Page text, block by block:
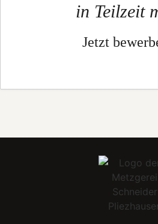
in Teilzeit
Jetzt